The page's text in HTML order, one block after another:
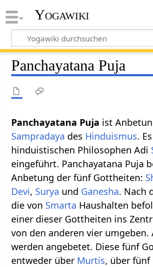
Yogawiki
Panchayatana Puja
Panchayatana Puja ist
Sampradaya des Hinduismus.
hinduistischen Philosophen Adi
eingeführt. Panchayatana Puja
Anbetung der fünf Gottheiten:
Devi, Surya und Ganesha. Nach
die von Smarta Haushalten
einer dieser Gottheiten ins
von den anderen vier
werden angebetet. Diese fünf
entweder über Murtis, über fünf